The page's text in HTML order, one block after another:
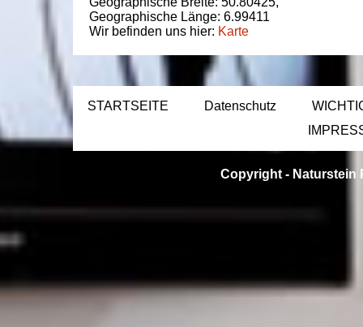
Geographische Länge: 6.99411
Wir befinden uns hier: Karte
STARTSEITE Datenschutz
Copyright - Naturstein